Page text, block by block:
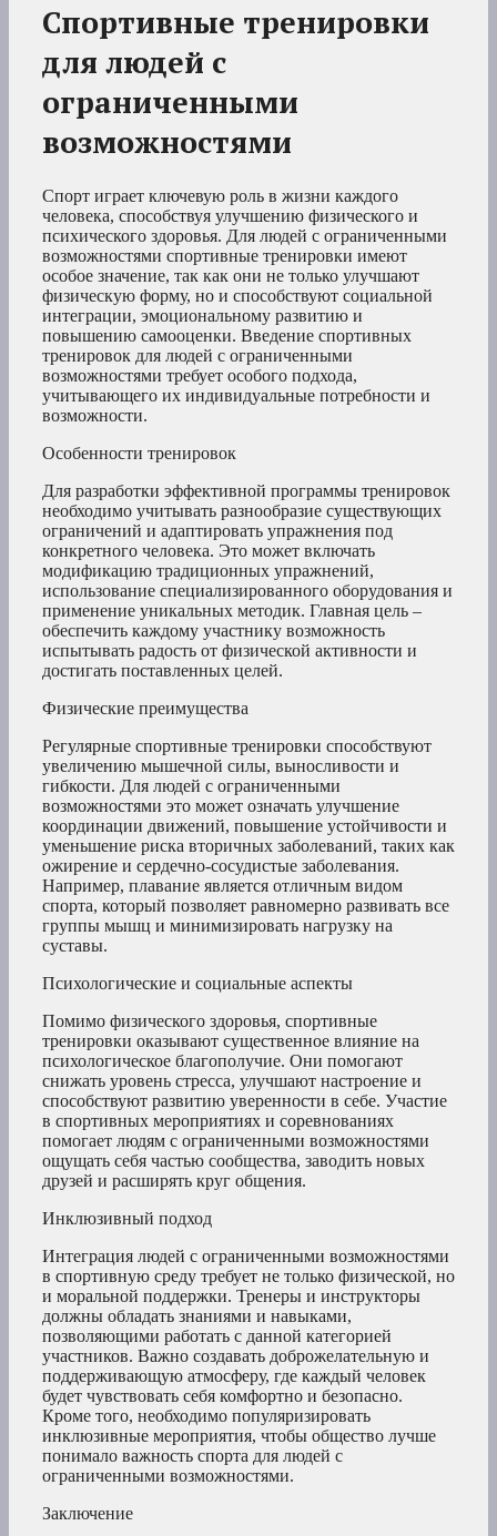
Спортивные тренировки
для людей с
ограниченными
возможностями
Спорт играет ключевую роль в жизни каждого
человека, способствуя улучшению физического и
психического здоровья. Для людей с ограниченными
возможностями спортивные тренировки имеют
особое значение, так как они не только улучшают
физическую форму, но и способствуют социальной
интеграции, эмоциональному развитию и
повышению самооценки. Введение спортивных
тренировок для людей с ограниченными
возможностями требует особого подхода,
учитывающего их индивидуальные потребности и
возможности.
Особенности тренировок
Для разработки эффективной программы тренировок
необходимо учитывать разнообразие существующих
ограничений и адаптировать упражнения под
конкретного человека. Это может включать
модификацию традиционных упражнений,
использование специализированного оборудования и
применение уникальных методик. Главная цель –
обеспечить каждому участнику возможность
испытывать радость от физической активности и
достигать поставленных целей.
Физические преимущества
Регулярные спортивные тренировки способствуют
увеличению мышечной силы, выносливости и
гибкости. Для людей с ограниченными
возможностями это может означать улучшение
координации движений, повышение устойчивости и
уменьшение риска вторичных заболеваний, таких как
ожирение и сердечно-сосудистые заболевания.
Например, плавание является отличным видом
спорта, который позволяет равномерно развивать все
группы мышц и минимизировать нагрузку на
суставы.
Психологические и социальные аспекты
Помимо физического здоровья, спортивные
тренировки оказывают существенное влияние на
психологическое благополучие. Они помогают
снижать уровень стресса, улучшают настроение и
способствуют развитию уверенности в себе. Участие
в спортивных мероприятиях и соревнованиях
помогает людям с ограниченными возможностями
ощущать себя частью сообщества, заводить новых
друзей и расширять круг общения.
Инклюзивный подход
Интеграция людей с ограниченными возможностями
в спортивную среду требует не только физической, но
и моральной поддержки. Тренеры и инструкторы
должны обладать знаниями и навыками,
позволяющими работать с данной категорией
участников. Важно создавать доброжелательную и
поддерживающую атмосферу, где каждый человек
будет чувствовать себя комфортно и безопасно.
Кроме того, необходимо популяризировать
инклюзивные мероприятия, чтобы общество лучше
понимало важность спорта для людей с
ограниченными возможностями.
Заключение